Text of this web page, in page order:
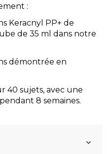
:
Keracnyl PP+ de
de 35 ml dans notre
démontrée en
40 sujets, avec une
8 semaines.